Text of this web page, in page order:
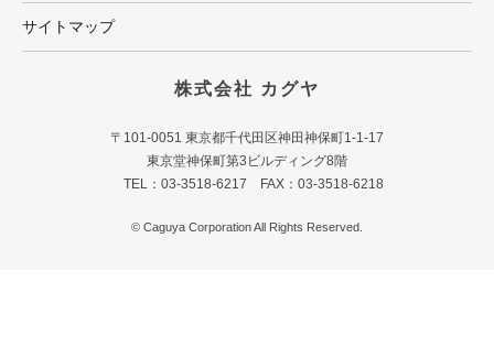
サイトマップ
株式会社 カグヤ
〒101-0051 東京都千代田区神田神保町1-1-17
東京堂神保町第3ビルディング8階
TEL：03-3518-6217 FAX：03-3518-6218
© Caguya Corporation All Rights Reserved.